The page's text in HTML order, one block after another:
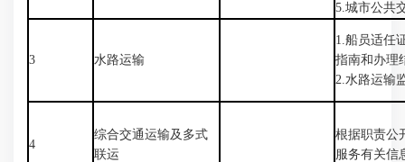
5.城市公共
3 水路运输
1.船员适任
指南和办理
2.水路运输
4
综合交通运输及多式
联运
根据职责公
服务有关信